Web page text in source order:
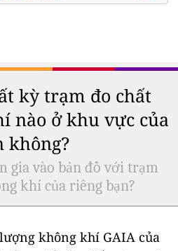
kỳ trạm đo chất
nào ở khu vực của
không?
gia vào bản đồ với trạm
khí của riêng bạn?
không khí GAIA của